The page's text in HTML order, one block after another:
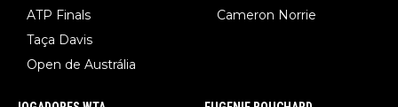
ATP Finals
Taça Davis
Open de Austrália
Cameron Norrie